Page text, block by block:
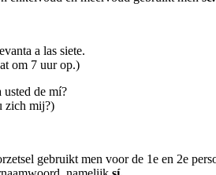
a las siete.
om 7 uur op.)
usted de mí?
zich mij?)
gebruikt men voor de 1e en 2e